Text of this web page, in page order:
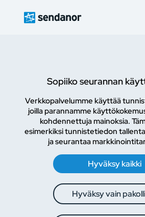
Sopiiko seurannan
Verkkopalvelumme käyttää
joilla parannamme
kohdennettuja mainoksia.
esimerkiksi tunnistetiedon
ja seurantaa
Hyväksy kaikki
Hyväksy vain